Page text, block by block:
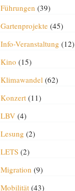
Führungen (39)
Gartenprojekte(45)
Info-Veranstaltung (12)
Kino (15)
Klimawandel(62)
Konzert(11)
LBV(4)
Lesung (2)
LETS(2)
Migration (9)
Mobilität(43)